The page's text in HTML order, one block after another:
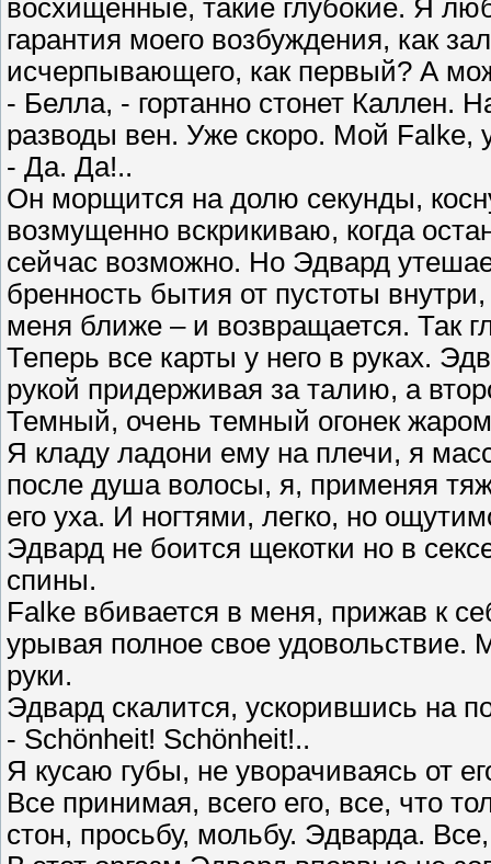
восхищенные, такие глубокие. Я
гарантия моего возбуждения, как
исчерпывающего, как первый? А
- Белла, - гортанно стонет Каллен.
разводы вен. Уже скоро. Мой Falke,
- Да. Да!..
Он морщится на долю секунды,
возмущенно вскрикиваю, когда
сейчас возможно. Но Эдвард
бренность бытия от пустоты
меня ближе – и возвращается. Так
Теперь все карты у него в руках.
рукой придерживая за талию, а
Темный, очень темный огонек
Я кладу ладони ему на плечи, я
после душа волосы, я, применяя
его уха. И ногтями, легко, но
Эдвард не боится щекотки но в
спины.
Falke вбивается в меня, прижав к
урывая полное свое удовольствие.
руки.
Эдвард скалится, ускорившись на
- Schönheit! Schönheit!..
Я кусаю губы, не уворачиваясь от
Все принимая, всего его, все, что
стон, просьбу, мольбу. Эдварда.